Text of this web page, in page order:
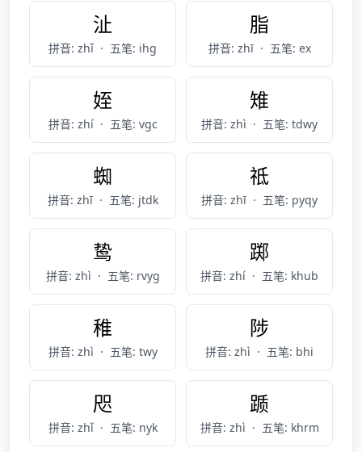
沚
拼音: zhǐ · 五笔: ihg
脂
拼音: zhī · 五笔: ex
姪
拼音: zhí · 五笔: vgc
雉
拼音: zhì · 五笔: tdwy
蜘
拼音: zhī · 五笔: jtdk
祗
拼音: zhī · 五笔: pyqy
鸷
拼音: zhì · 五笔: rvyg
踯
拼音: zhí · 五笔: khub
稚
拼音: zhì · 五笔: twy
陟
拼音: zhì · 五笔: bhi
咫
拼音: zhǐ · 五笔: nyk
踬
拼音: zhì · 五笔: khrm